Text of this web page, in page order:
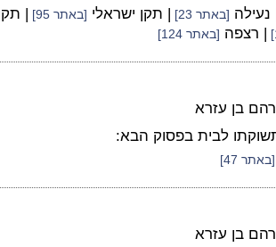
נעילה [באתר 23] | תקן ישראלי [באתר 95] |
| רצפה [באתר 124]
בן עזרא
לבית בפסוק הבא:
[באתר 47]
בן עזרא